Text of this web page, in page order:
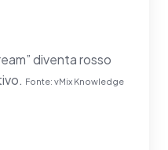
diventa rosso
Fonte: vMix Knowledge